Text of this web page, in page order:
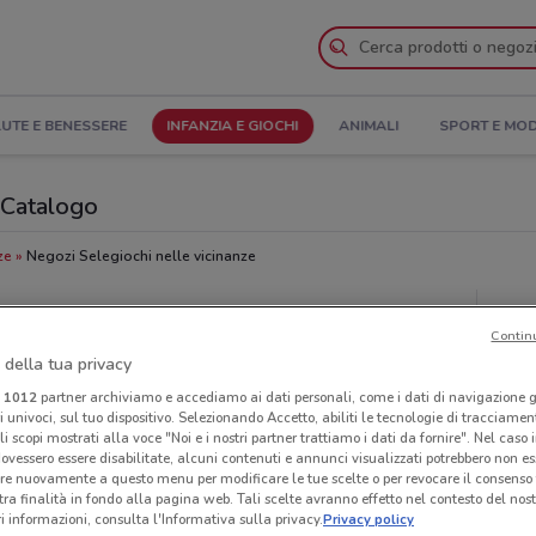
E BENESSERE INFANZIA E GIOCHI ANIMALI SPORT E
Negozi Selegiochi nelle vicinanze
della tua privacy
1012partner archiviamo e accediamo ai dati personali, come i dati di navigazione
sul tuo dispositivo. Selezionando Accetto, abiliti le tecnologie di
scopi mostrati alla voce "Noi e i nostri partner trattiamo i dati da fornire". Nel caso
essere disabilitate, alcuni contenuti e annunci visualizzati potrebbero non
nuovamente a questo menu per modificare le tue scelte o per revocare il
finalità in fondo alla pagina web. Tali scelte avranno effetto nel contesto del
informazioni, consulta l'Informativa sulla privacy.Privacy policy